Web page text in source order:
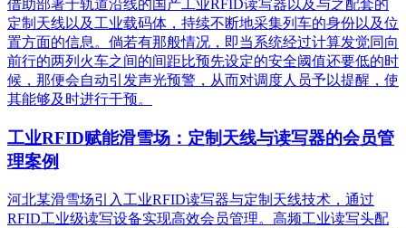
借助部署于轨道沿线的国产工业RFID读写器以及与之配套的
定制天线以及工业载码体，持续不断地采集列车的身份以及位
置方面的信息。倘若有那般情况，即当系统经过计算发觉同向
前行的两列火车之间的间距比预先设定的安全阈值还要低的时
候，那便会自动引发声光预警，从而对调度人员予以提醒，使
其能够及时进行干预。
工业RFID赋能滑雪场：定制天线与读写器的会员管
理案例
河北某滑雪场引入工业RFID读写器与定制天线技术，通过
RFID工业级读写设备实现高效会员管理。高频工业读写头配